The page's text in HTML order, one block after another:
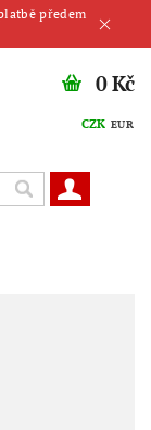
předem
CZK EUR
0 Kč